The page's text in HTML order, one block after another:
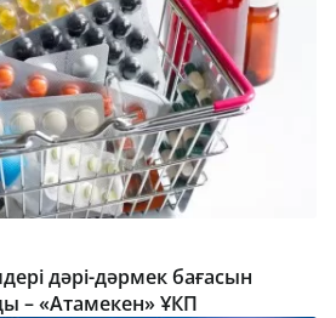
дәрі-дәрмек бағасын
– «Атамекен» ҰКП